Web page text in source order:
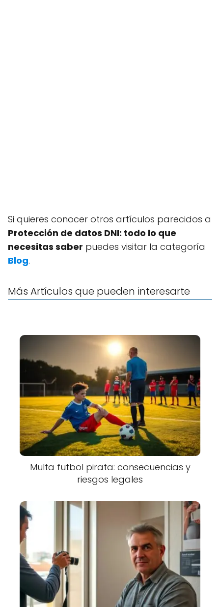
Si quieres conocer otros artículos parecidos a
Protección de datos DNI: todo lo que
necesitas saber puedes visitar la categoría
Blog.
Más Artículos que pueden interesarte
Multa futbol pirata: consecuencias y
riesgos legales